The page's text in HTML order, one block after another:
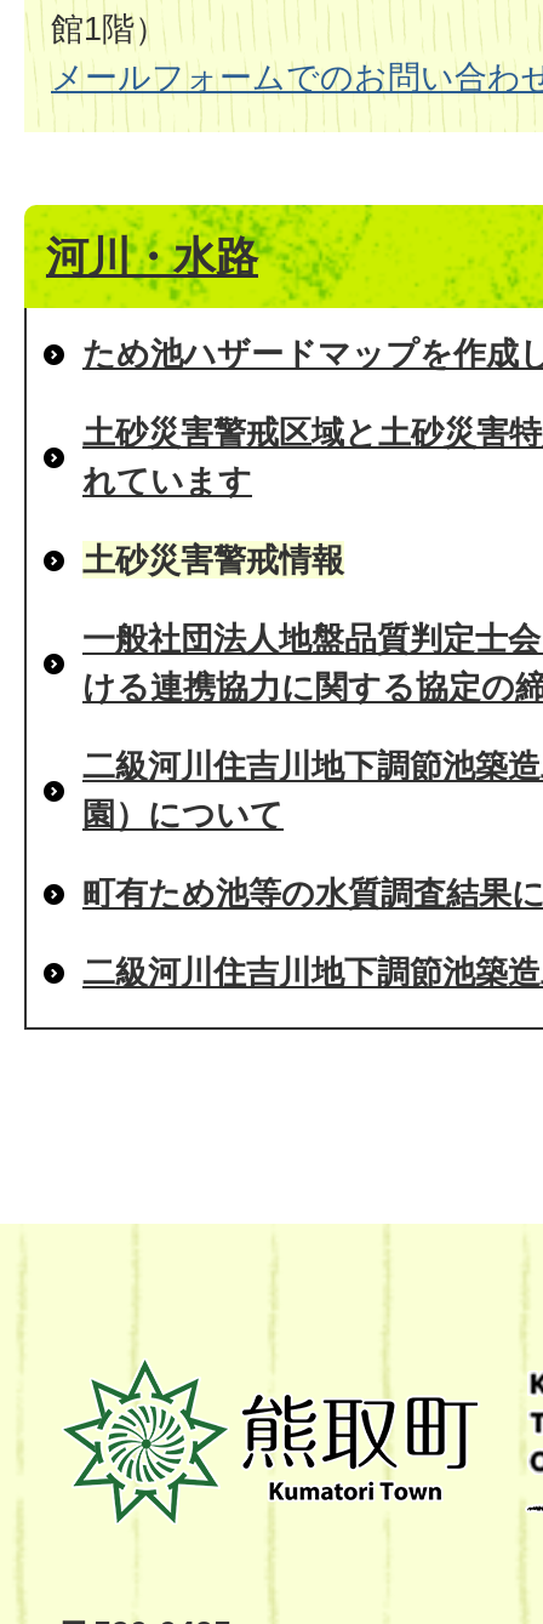
館1階）
メールフォームでのお問い合わ
河川・水路
ため池ハザードマップを作成
土砂災害警戒区域と土砂災害
れています
土砂災害警戒情報
一般社団法人地盤品質判定士
ける連携協力に関する協定の
二級河川住吉川地下調節池築
園）について
町有ため池等の水質調査結果
二級河川住吉川地下調節池築
熊
取
町
Kumatori